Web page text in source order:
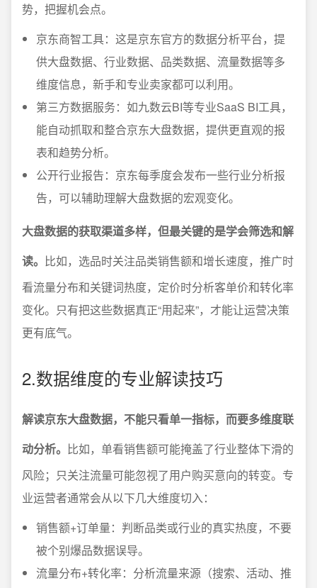
势，把握机会点。
京东商智工具：这是京东官方的数据分析平台，提
供大盘数据、行业数据、品类数据、流量数据等多
维度信息，新手和专业卖家都可以利用。
第三方数据服务：如九数云BI等专业SaaS BI工具，
能自动抓取和整合京东大盘数据，提供更直观的报
表和趋势分析。
公开行业报告：京东每季度会发布一些行业分析报
告，可以辅助理解大盘数据的宏观变化。
大盘数据的获取渠道多样，但最关键的是学会筛选和解
读。 比如，选品时关注品类销售额和增长速度，推广时
看流量分布和关键词热度，定价时分析客单价和转化率
变化。只有把这些数据真正“用起来”，才能让运营决策
更有底气。
2.数据维度的专业解读技巧
解读京东大盘数据，不能只看单一指标，而要多维度联
动分析。 比如，单看销售额可能掩盖了行业整体下滑的
风险；只关注流量可能忽视了用户购买意向的转变。专
业运营者通常会从以下几大维度切入：
销售额+订单量：判断品类或行业的真实热度，不要
被个别爆品数据误导。
流量分布+转化率：分析流量来源（搜索、活动、推